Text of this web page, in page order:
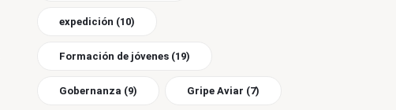
expedición (10)
Formación de jóvenes (19)
Gobernanza (9) Gripe Aviar (7)